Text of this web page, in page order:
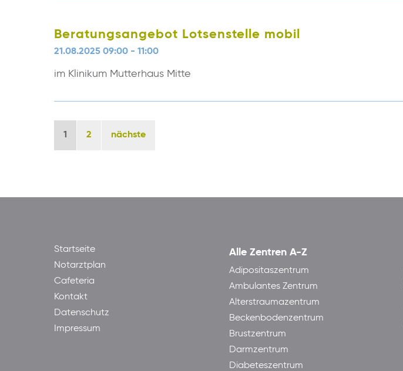
Beratungsangebot Lotsenstelle mobil
21.08.2025 09:00 - 11:00
im Klinikum Mutterhaus Mitte
1 2 nächste
Startseite
Notarztplan
Cafeteria
Kontakt
Datenschutz
Impressum
Alle Zentren A-Z
Adipositaszentrum
Ambulantes Zentrum
Alterstraumazentrum
Beckenbodenzentrum
Brustzentrum
Darmzentrum
Diabeteszentrum